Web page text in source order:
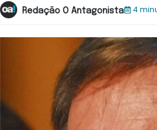
Redação O Antagonista 4